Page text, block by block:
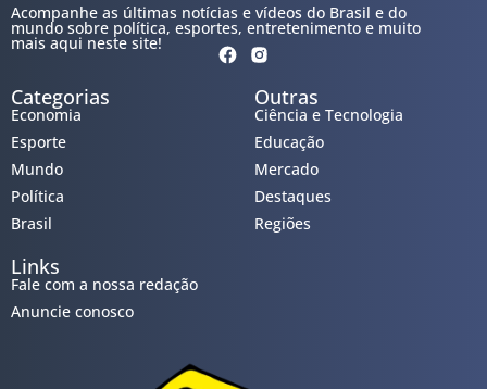
Acompanhe as últimas notícias e vídeos do Brasil e do
mundo sobre política, esportes, entretenimento e muito
mais aqui neste site!
Categorias
Economia
Esporte
Mundo
Política
Brasil
Outras
Ciência e Tecnologia
Educação
Mercado
Destaques
Regiões
Links
Fale com a nossa redação
Anuncie conosco